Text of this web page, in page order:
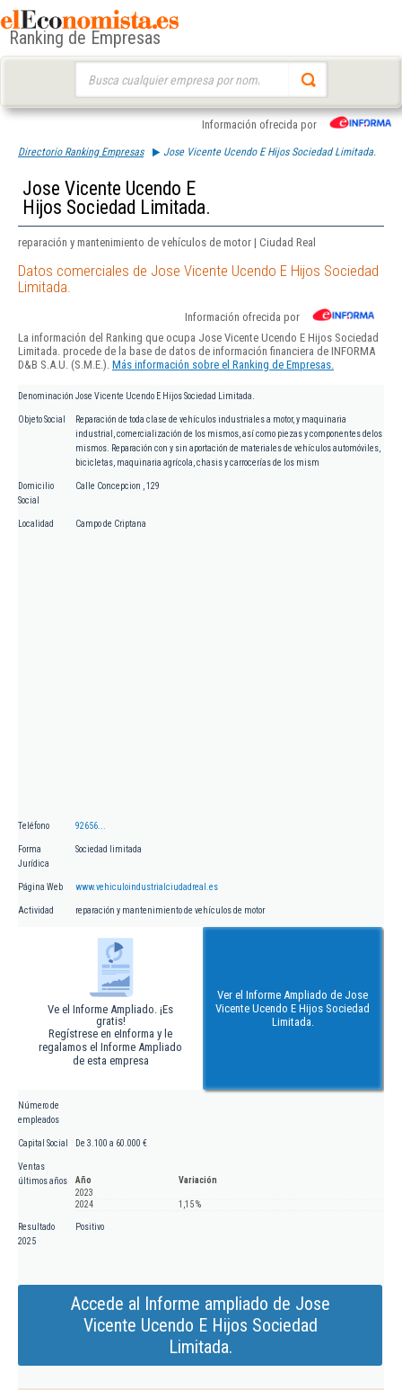
Ranking de Empresas
Información ofrecida por
Directorio Ranking Empresas Jose Vicente Ucendo E Hijos Sociedad Limitada.
Jose Vicente Ucendo E
Hijos Sociedad Limitada.
reparación y mantenimiento de vehículos de motor | Ciudad Real
Datos comerciales de Jose Vicente Ucendo E Hijos Sociedad
Limitada.
Información ofrecida por
La información del Ranking que ocupa Jose Vicente Ucendo E Hijos Sociedad
Limitada. procede de la base de datos de información financiera de INFORMA
D&B S.A.U. (S.M.E.). Más información sobre el Ranking de Empresas.
Denominación Jose Vicente Ucendo E Hijos Sociedad Limitada.
Objeto Social
Reparación de toda clase de vehículos industriales a motor, y maquinaria
industrial, comercialización de los mismos, así como piezas y componentes delos
mismos. Reparación con y sin aportación de materiales de vehículos automóviles,
bicicletas, maquinaria agrícola, chasis y carrocerías de los mism
Domicilio
Social
Calle Concepcion , 129
Localidad Campo de Criptana
Teléfono 92656...
Forma
Jurídica
Sociedad limitada
Página Web www.vehiculoindustrialciudadreal.es
Actividad reparación y mantenimiento de vehículos de motor
Ve el Informe Ampliado. ¡Es
gratis!
Regístrese en eInforma y le
regalamos el Informe Ampliado
de esta empresa
Ver el Informe Ampliado de Jose
Vicente Ucendo E Hijos Sociedad
Limitada.
Número de
empleados
Capital Social De 3.100 a 60.000 €
Ventas
últimos años
Año
Variación
2023
2024
1,15 %
Resultado
2025
Positivo
Accede al Informe ampliado de Jose
Vicente Ucendo E Hijos Sociedad
Limitada.